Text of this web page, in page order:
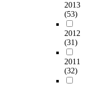
2013
(53)
2012
(31)
2011
(32)